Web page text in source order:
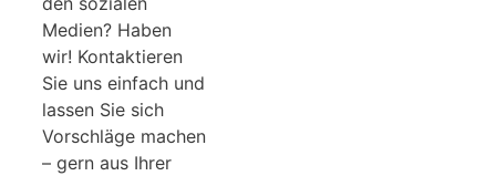
Medien? Haben
wir! Kontaktieren
Sie uns einfach und
lassen Sie sich
Vorschläge machen
– gern aus Ihrer